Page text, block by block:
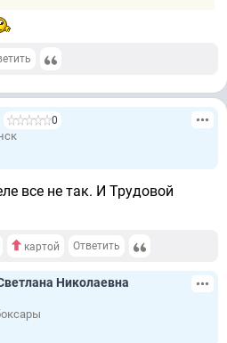
0
все не так. И Трудовой
картой Ответить
Николаевна